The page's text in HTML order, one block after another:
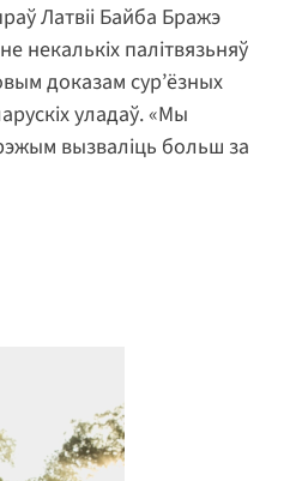
Латвіі Байба Бражэ
некалькіх палітвязьняў
доказам сур’ёзных
уладаў. «Мы
вызваліць больш за